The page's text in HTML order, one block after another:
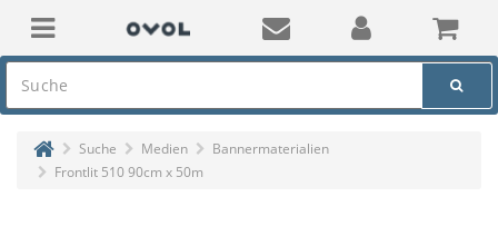
Suche Medien
Bannermaterialien
Frontlit 510 90cm x 50m